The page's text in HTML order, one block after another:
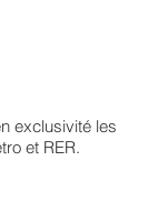
exclusivité les
et RER.